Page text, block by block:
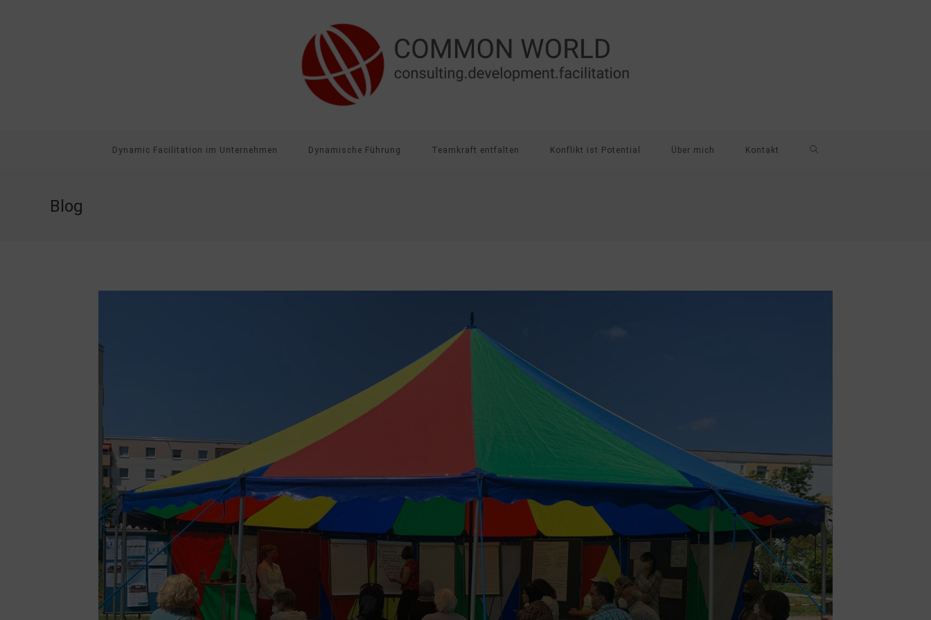
Dynamic Facilitation im Unternehmen Dynamische Führung Teamkraft entfalten Konflikt ist Potential Über mich Kontakt
Blog